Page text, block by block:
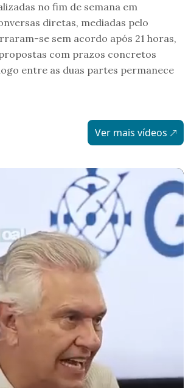
no fim de semana em
diretas, mediadas pelo
se sem acordo após 21 horas,
com prazos concretos
entre as duas partes permanece
Ver mais vídeos